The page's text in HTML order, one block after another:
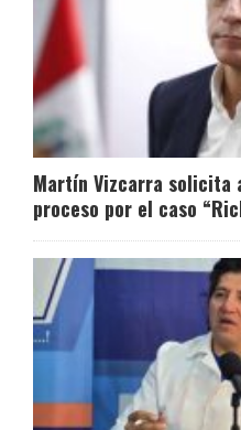
Martín Vizcarra solicita
proceso por el caso